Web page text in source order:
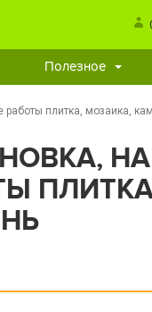
Полезное
работы плитка, мозаика,